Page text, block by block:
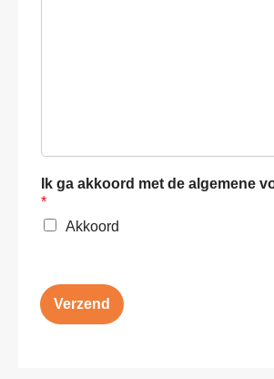
Ik ga akkoord met de algemene
*
Akkoord
Verzend